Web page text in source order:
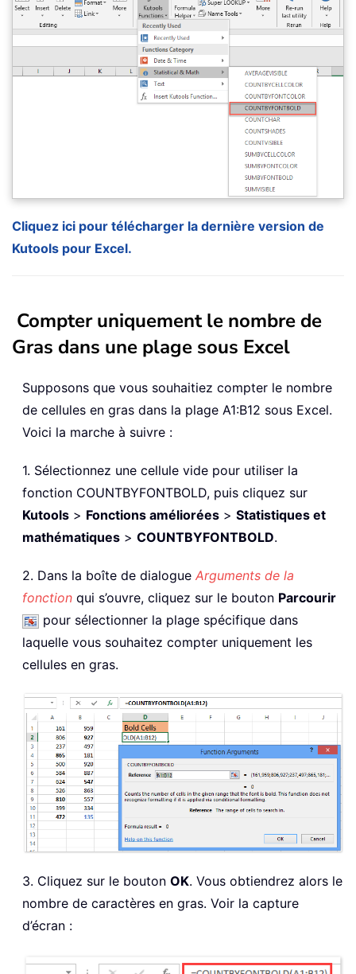
Cliquez ici pour télécharger la dernière version de
Kutools pour Excel.
Compter uniquement le nombre de
Gras dans une plage sous Excel
Supposons que vous souhaitiez compter le nombre
de cellules en gras dans la plage A1:B12 sous Excel.
Voici la marche à suivre :
1. Sélectionnez une cellule vide pour utiliser la
fonction COUNTBYFONTBOLD, puis cliquez sur
Kutools > Fonctions améliorées > Statistiques et
mathématiques > COUNTBYFONTBOLD.
2. Dans la boîte de dialogue Arguments de la
fonction qui s’ouvre, cliquez sur le bouton Parcourir
pour sélectionner la plage spécifique dans
laquelle vous souhaitez compter uniquement les
cellules en gras.
3. Cliquez sur le bouton OK. Vous obtiendrez alors le
nombre de caractères en gras. Voir la capture
d’écran :